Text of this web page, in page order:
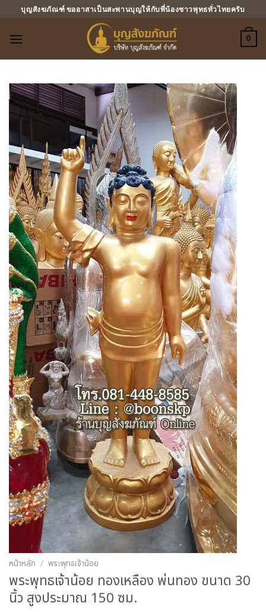
บุญสังฆภัณฑ์ ขออาสาเป็นสะพานบุญให้กับพี่น้องชาวพุทธทั่วไทยครับ
0
หน้าหลัก / พระพุทธเจ้าน้อย
พระพุทธเจ้าน้อย ทองเหลือง พ่นทอง ขนาด 30
นิ้ว สูงประมาณ 150 ซม.